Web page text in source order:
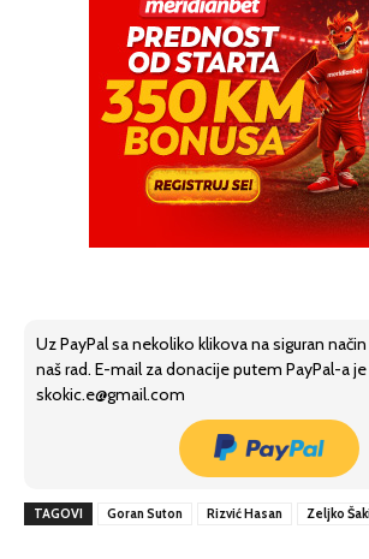
Uz PayPal sa nekoliko klikova na siguran
naš rad. E-mail za donacije putem PayPal-a je
skokic.e@gmail.com
TAGOVI Goran Suton Rizvić Hasan Zeljko